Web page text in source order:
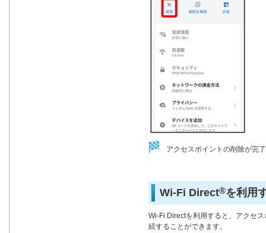
アクセスポイントの削除が完
Wi-Fi Direct®を利用
Wi-Fi Directを利用すると、アクセ
続することができます。